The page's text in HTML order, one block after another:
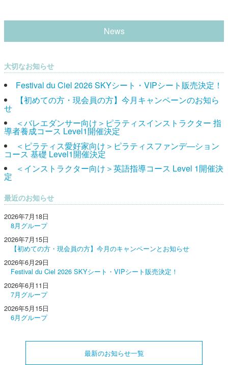
News
大切なお知らせ
Festival du Ciel 2026 SKYシート・VIPシート販売決定！
【初めての方・現会員の方】今月キャンペーンのお知ら
せ
＜バレエダンサー向け＞ピラティスインストラクター 指
導者養成コース Level1開催決定
＜ピラティス愛好家向け＞ピラティスファンデ―ション
コース 基礎 Level1開催決定
＜インストラクター向け＞英語指導コース Level 1開催決
定
最近のお知らせ
2026年7月18日
8月グループ
2026年7月15日
【初めての方・現会員の方】今月のキャンペーンとお知らせ
2026年6月29日
Festival du Ciel 2026 SKYシート・VIPシート販売決定！
2026年6月11日
7月グループ
2026年5月15日
6月グループ
最新のお知らせ一覧